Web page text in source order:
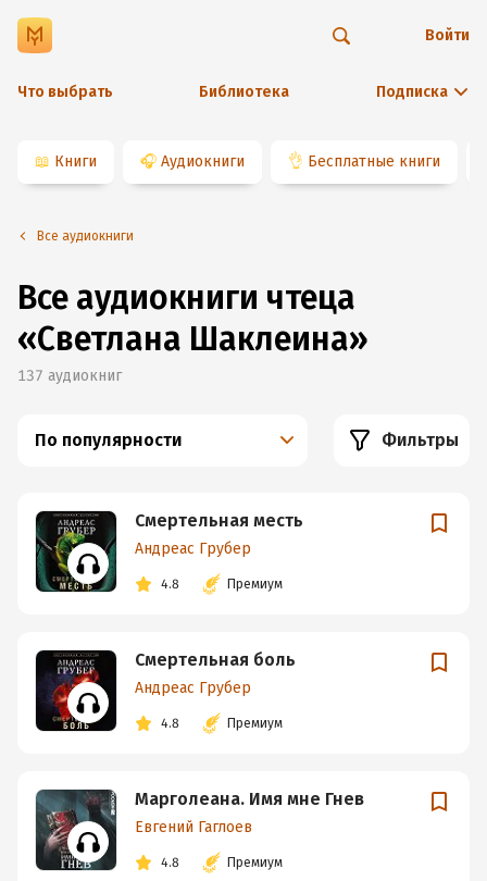
Что выбрать Библиотека Подписка
Войти
📖 Книги 🎧 Аудиокниги 👌 Бесплатные книги
Все аудиокниги
Все аудиокниги чтеца
«Светлана Шаклеина»
137 аудиокниг
По популярности Фильтры
Смертельная месть
Андреас Грубер
4.8 Премиум
Смертельная боль
Андреас Грубер
4.8 Премиум
Марголеана. Имя мне Гнев
Евгений Гаглоев
4.8 Премиум